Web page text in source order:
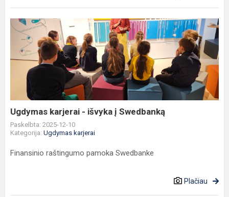
Ugdymas
karjerai
išvyka
Ugdymas karjerai - išvyka į Swedbanką
Paskelbta: 2025-12-10
Kategorija: Ugdymas karjerai
Finansinio raštingumo pamoka Swedbanke
Plačiau